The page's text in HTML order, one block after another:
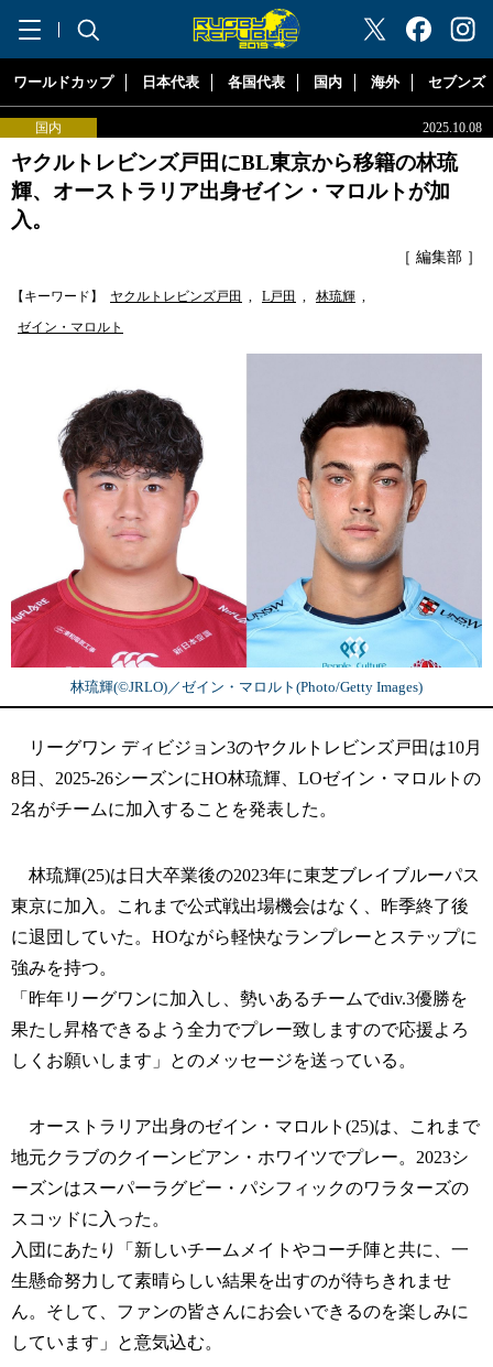
"ラグビーリパブリック"
ワールドカップ 日本代表 各国代表 国内 海外 セブンズ
国内 2025.10.08
ヤクルトレビンズ戸田にBL東京から移籍の林琉
輝、オーストラリア出身ゼイン・マロルトが加
入。
［ 編集部 ］
【キーワード】 ヤクルトレビンズ戸田 , L戸田 , 林琉輝 ,
ゼイン・マロルト
林琉輝(©︎JRLO)／ゼイン・マロルト(Photo/Getty Images)
リーグワン ディビジョン3のヤクルトレビンズ戸田は10月
8日、2025-26シーズンにHO林琉輝、LOゼイン・マロルトの
2名がチームに加入することを発表した。
林琉輝(25)は日大卒業後の2023年に東芝ブレイブルーパス
東京に加入。これまで公式戦出場機会はなく、昨季終了後
に退団していた。HOながら軽快なランプレーとステップに
強みを持つ。
「昨年リーグワンに加入し、勢いあるチームでdiv.3優勝を
果たし昇格できるよう全力でプレー致しますので応援よろ
しくお願いします」とのメッセージを送っている。
オーストラリア出身のゼイン・マロルト(25)は、これまで
地元クラブのクイーンビアン・ホワイツでプレー。2023シ
ーズンはスーパーラグビー・パシフィックのワラターズの
スコッドに入った。
入団にあたり「新しいチームメイトやコーチ陣と共に、一
生懸命努力して素晴らしい結果を出すのが待ちきれませ
ん。そして、ファンの皆さんにお会いできるのを楽しみに
しています」と意気込む。